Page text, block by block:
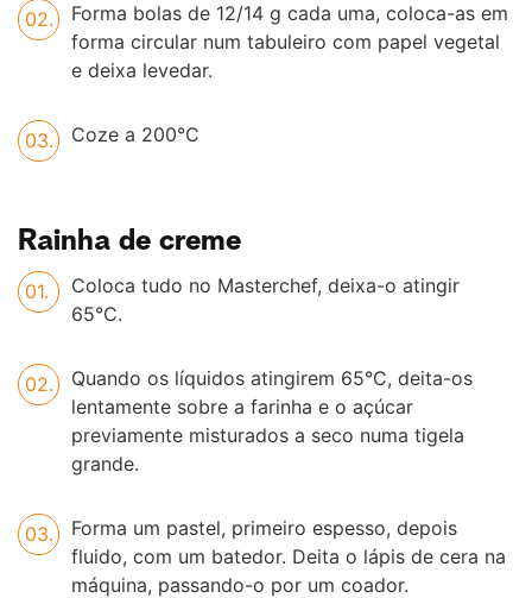
Forma bolas de 12/14 g cada uma, coloca-as em
forma circular num tabuleiro com papel vegetal
e deixa levedar.
Coze a 200°C
Rainha de creme
Coloca tudo no Masterchef, deixa-o atingir
65°C.
Quando os líquidos atingirem 65°C, deita-os
lentamente sobre a farinha e o açúcar
previamente misturados a seco numa tigela
grande.
Forma um pastel, primeiro espesso, depois
fluido, com um batedor. Deita o lápis de cera na
máquina, passando-o por um coador.